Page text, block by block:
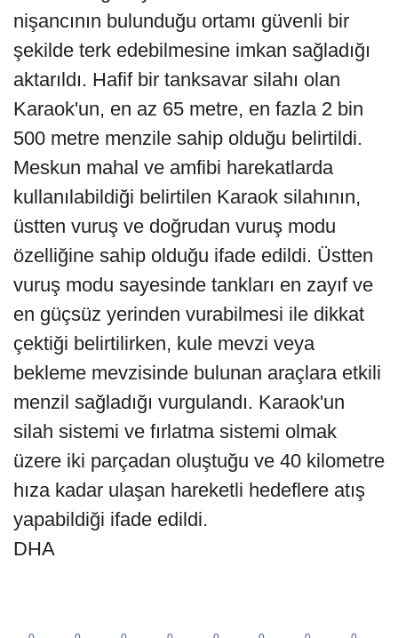
nişancının bulunduğu ortamı güvenli bir
şekilde terk edebilmesine imkan sağladığı
aktarıldı. Hafif bir tanksavar silahı olan
Karaok'un, en az 65 metre, en fazla 2 bin
500 metre menzile sahip olduğu belirtildi.
Meskun mahal ve amfibi harekatlarda
kullanılabildiği belirtilen Karaok silahının,
üstten vuruş ve doğrudan vuruş modu
özelliğine sahip olduğu ifade edildi. Üstten
vuruş modu sayesinde tankları en zayıf ve
en güçsüz yerinden vurabilmesi ile dikkat
çektiği belirtilirken, kule mevzi veya
bekleme mevzisinde bulunan araçlara etkili
menzil sağladığı vurgulandı. Karaok'un
silah sistemi ve fırlatma sistemi olmak
üzere iki parçadan oluştuğu ve 40 kilometre
hıza kadar ulaşan hareketli hedeflere atış
yapabildiği ifade edildi.
DHA